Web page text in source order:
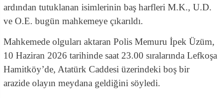
ardından tutuklanan isimlerinin baş harfleri M.K., U.D.
ve O.E. bugün mahkemeye çıkarıldı.
Mahkemede olguları aktaran Polis Memuru İpek Üzüm,
10 Haziran 2026 tarihinde saat 23.00 sıralarında Lefkoşa
Hamitköy’de, Atatürk Caddesi üzerindeki boş bir
arazide olayın meydana geldiğini söyledi.